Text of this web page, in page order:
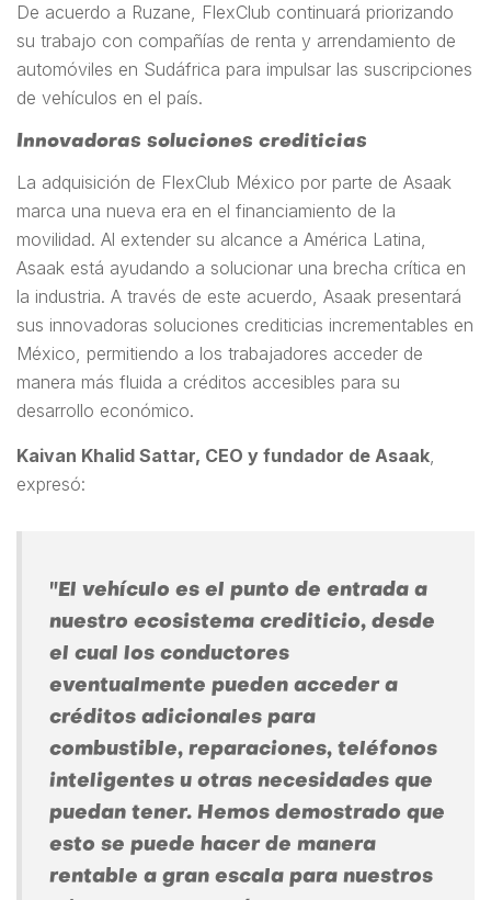
De acuerdo a Ruzane, FlexClub continuará priorizando
su trabajo con compañías de renta y arrendamiento de
automóviles en Sudáfrica para impulsar las suscripciones
de vehículos en el país.
Innovadoras soluciones crediticias
La adquisición de FlexClub México por parte de Asaak
marca una nueva era en el financiamiento de la
movilidad. Al extender su alcance a América Latina,
Asaak está ayudando a solucionar una brecha crítica en
la industria. A través de este acuerdo, Asaak presentará
sus innovadoras soluciones crediticias incrementables en
México, permitiendo a los trabajadores acceder de
manera más fluida a créditos accesibles para su
desarrollo económico.
Kaivan Khalid Sattar, CEO y fundador de Asaak,
expresó:
"El vehículo es el punto de entrada a
nuestro ecosistema crediticio, desde
el cual los conductores
eventualmente pueden acceder a
créditos adicionales para
combustible, reparaciones, teléfonos
inteligentes u otras necesidades que
puedan tener. Hemos demostrado que
esto se puede hacer de manera
rentable a gran escala para nuestros